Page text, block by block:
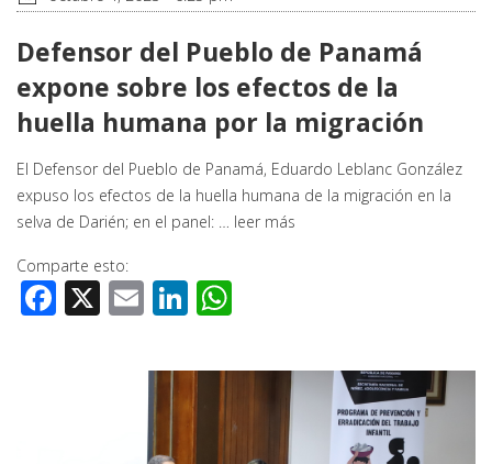
Defensor del Pueblo de Panamá
expone sobre los efectos de la
huella humana por la migración
El Defensor del Pueblo de Panamá, Eduardo Leblanc González
expuso los efectos de la huella humana de la migración en la
selva de Darién; en el panel: … leer más
Comparte esto:
Facebook
X EmailLinkedIn